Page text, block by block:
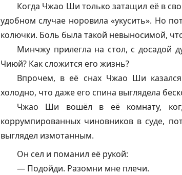
Когда Чжао Ши только затащил её в
удобном случае норовила «укусить». Но
колючки. Боль была такой невыносимой,
Минчжу прилегла на стол, с досадой
Чиюй? Как сложится его жизнь?
Впрочем, в её снах Чжао Ши
холодно, что даже его спина выглядела
Чжао Ши вошёл в её комнату,
коррумпированных чиновников в суде,
выглядел измотанным.
Он сел и поманил её рукой:
— Подойди. Разомни мне плечи.